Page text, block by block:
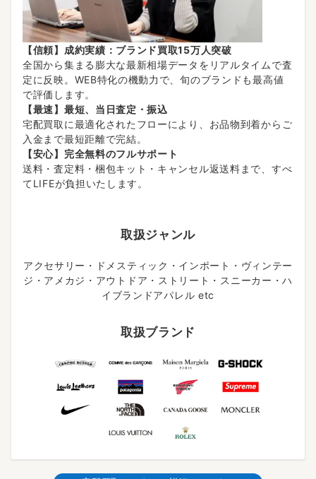
【信頼】成約実績：ブランド買取15万人突破
全国から集まる膨大な最新相場データをリアルタイムで査
定に反映。WEB特化の機動力で、旬のブランドも最高値
で評価します。
【最速】最短、当日査定・振込
宅配買取に最適化されたフローにより、お品物到着からご
入金まで最短距離で完結。
【安心】完全無料のフルサポート
送料・査定料・梱包キット・キャンセル返送料まで、すべ
てLIFEが負担いたします。
取扱ジャンル
アクセサリー・ドメスティック・インポート・ヴィンテー
ジ・アメカジ・アウトドア・ストリート・スニーカー・ハ
イブランドアパレル etc
取扱ブランド